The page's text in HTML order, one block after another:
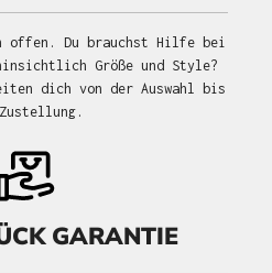
offen. Du brauchst Hilfe bei
Größe und Style?
dich von der Auswahl bis
GARANTIE